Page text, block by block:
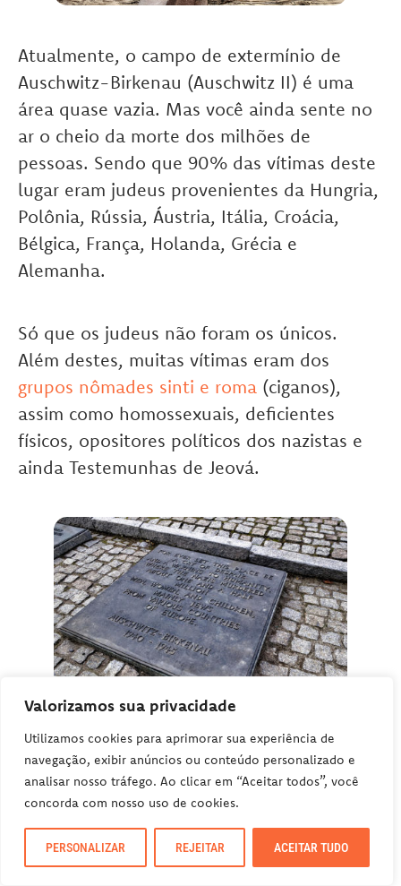
Valorizamos sua privacidade
Utilizamos cookies para aprimorar sua experiência de
navegação, exibir anúncios ou conteúdo personalizado e
analisar nosso tráfego. Ao clicar em “Aceitar todos”, você
concorda com nosso uso de cookies.
PERSONALIZAR REJEITAR ACEITAR TUDO
Atualmente, o campo de extermínio de
Auschwitz-Birkenau (Auschwitz II) é uma
área quase vazia. Mas você ainda sente no
ar o cheio da morte dos milhões de
pessoas. Sendo que 90% das vítimas deste
lugar eram judeus provenientes da Hungria,
Polônia, Rússia, Áustria, Itália, Croácia,
Bélgica, França, Holanda, Grécia e
Alemanha.
Só que os judeus não foram os únicos.
Além destes, muitas vítimas eram dos
grupos nômades sinti e roma (ciganos),
assim como homossexuais, deficientes
físicos, opositores políticos dos nazistas e
ainda Testemunhas de Jeová.
Saindo de Cracóvia: compre aqui sua visita
guiada a Auschwitz-Birkenau
BIRKENAU